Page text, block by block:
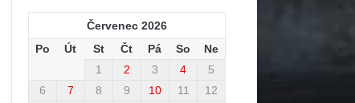
Červenec 2026
Po
Út St Čt Pá So Ne
1 2 3 4
5
6
7 8 9 10 11
12